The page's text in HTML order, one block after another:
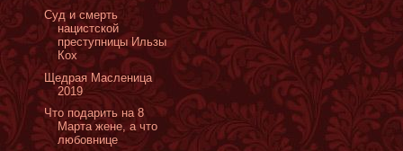
Суд и смерть
нацистской
преступницы Ильзы
Кох
Щедрая Масленица
2019
Что подарить на 8
Марта жене, а что
любовнице